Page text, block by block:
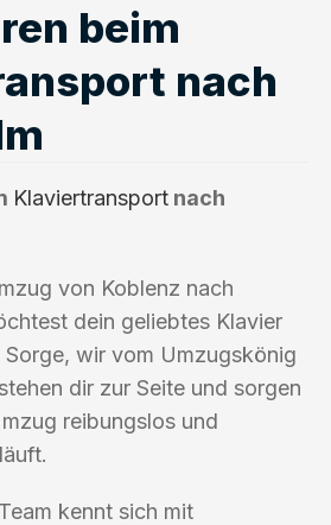
beim
nach
Klaviertransport nach
von Koblenz nach
dein geliebtes Klavier
Sorge, wir vom Umzugskönig
dir zur Seite und sorgen
reibungslos und
kennt sich mit